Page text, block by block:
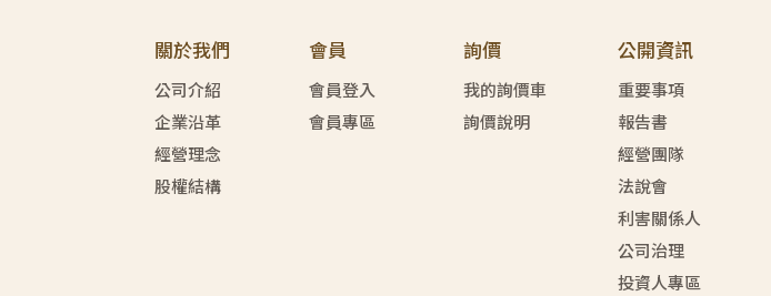
關於我們
公司介紹
企業沿革
經營理念
股權結構
會員
會員登入
會員專區
詢價
我的詢價車
詢價說明
公開資訊
重要事項
報告書
經營團隊
法說會
利害關係人
公司治理
投資人專區